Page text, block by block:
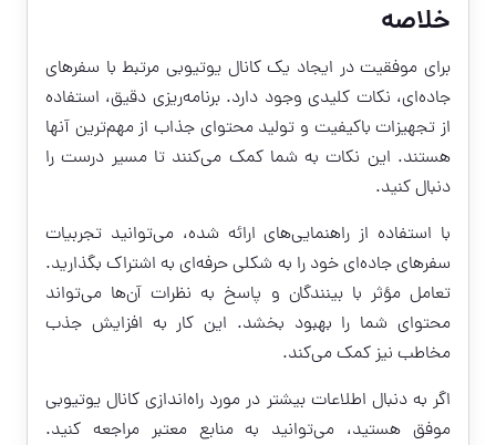
خلاصه
برای موفقیت در ایجاد یک کانال یوتیوبی مرتبط با سفرهای
جاده‌ای، نکات کلیدی وجود دارد. برنامه‌ریزی دقیق، استفاده
از تجهیزات باکیفیت و تولید محتوای جذاب از مهم‌ترین آنها
هستند. این نکات به شما کمک می‌کنند تا مسیر درست را
دنبال کنید.
با استفاده از راهنمایی‌های ارائه شده، می‌توانید تجربیات
سفرهای جاده‌ای خود را به شکلی حرفه‌ای به اشتراک بگذارید.
تعامل مؤثر با بینندگان و پاسخ به نظرات آن‌ها می‌تواند
محتوای شما را بهبود بخشد. این کار به افزایش جذب
مخاطب نیز کمک می‌کند.
اگر به دنبال اطلاعات بیشتر در مورد راه‌اندازی کانال یوتیوبی
موفق هستید، می‌توانید به منابع معتبر مراجعه کنید.